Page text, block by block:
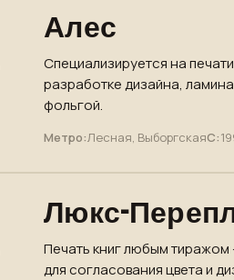
Алес
Специализируется на
разработке дизайна,
фольгой.
Метро:Лесная, ВыборгскаяС:
Люкс-
Печать книг любым тиражом
для согласования цвета и